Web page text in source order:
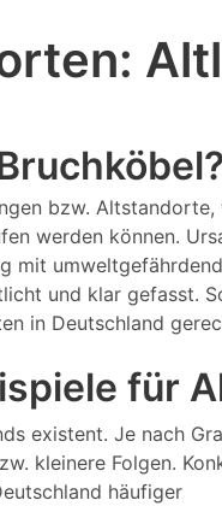
bzw.
werden können.
mit
und klar gefasst.
in Deutschland
für
existent. Je nach
kleinere Folgen.
häufiger